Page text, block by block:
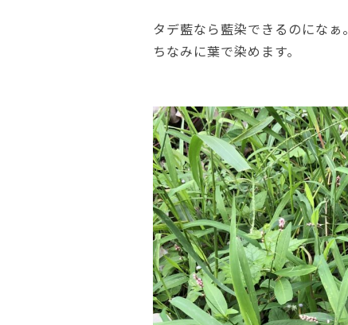
タデ藍なら藍染できるのになぁ。
ちなみに葉で染めます。